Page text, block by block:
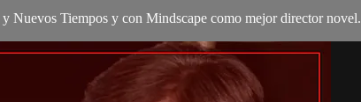
Nuevos Tiempos y con Mindscape como mejor director novel.